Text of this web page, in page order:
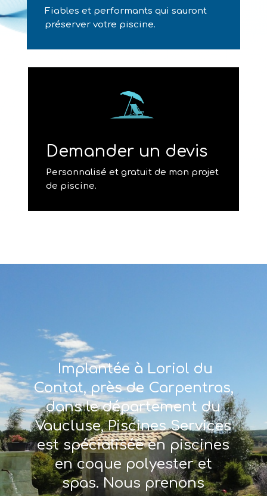
Fiables et performants qui sauront
préserver votre piscine.
Demander un devis
Personnalisé et gratuit de mon projet
de piscine.
Implantée à Loriol du
Contat, près de Carpentras,
dans le département du
Vaucluse, Piscines Services
est spécialisée en piscines
en coque polyester et
spas. Nous prenons